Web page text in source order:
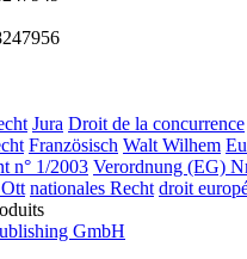
Jura Droit de la concurrence
Französisch Walt Wilhem
n° 1/2003 Verordnung (EG)
nationales Recht droit
GmbH